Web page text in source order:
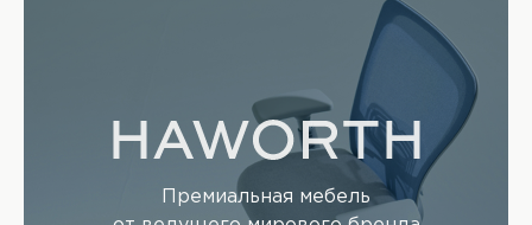
Премиальная мебель